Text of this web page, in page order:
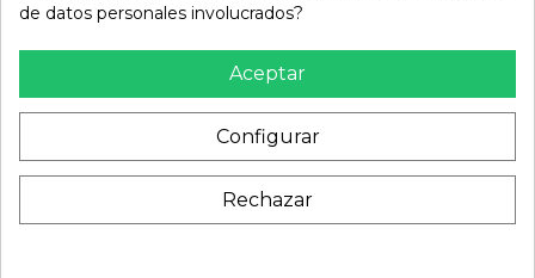
Añadir al carrito
de datos personales involucrados?
Aceptar
Configurar
Rechazar